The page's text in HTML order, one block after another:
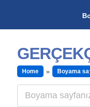
Home Boyama